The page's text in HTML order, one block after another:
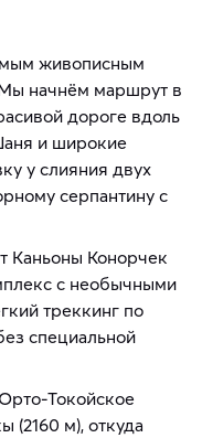
живописным
начнём маршрут в
дороге вдоль
и широкие
у слияния двух
серпантину с
Каньоны Конорчек
с необычными
треккинг по
специальной
Токойское
(2160 м), откуда